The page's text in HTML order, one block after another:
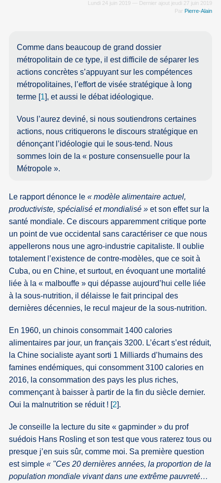
Lundi 24 juin 2019 — Dernier ajout jeudi 27 juin 2019
Par Pierre-Alain
Comme dans beaucoup de grand dossier
métropolitain de ce type, il est difficile de séparer les
actions concrètes s’appuyant sur les compétences
métropolitaines, l’effort de visée stratégique à long
terme [1], et aussi le débat idéologique.
Vous l’aurez deviné, si nous soutiendrons certaines
actions, nous critiquerons le discours stratégique en
dénonçant l’idéologie qui le sous-tend. Nous
sommes loin de la « posture consensuelle pour la
Métropole ».
Le rapport dénonce le« modèle alimentaire actuel,
productiviste, spécialisé et mondialisé » et son effet sur la
santé mondiale. Ce discours apparemment critique porte
un point de vue occidental sans caractériser ce que nous
appellerons nous une agro-industrie capitaliste. Il oublie
totalement l’existence de contre-modèles, que ce soit à
Cuba, ou en Chine, et surtout, en évoquant une mortalité
liée à la « malbouffe » qui dépasse aujourd’hui celle liée
à la sous-nutrition, il délaisse le fait principal des
dernières décennies, le recul majeur de la sous-nutrition.
En 1960, un chinois consommait 1400 calories
alimentaires par jour, un français 3200. L’écart s’est réduit,
la Chine socialiste ayant sorti 1 Milliards d’humains des
famines endémiques, qui consomment 3100 calories en
2016, la consommation des pays les plus riches,
commençant à baisser à partir de la fin du siècle dernier.
Oui la malnutrition se réduit ! [2 .
Je conseille la lecture du site « gapminder » du prof
suédois Hans Rosling et son test que vous raterez tous ou
presque j’en suis sûr, comme moi. Sa première question
est simple« "Ces 20 dernières années, la proportion de la
population mondiale vivant dans une extrême pauvreté…